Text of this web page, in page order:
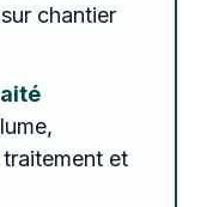
chantier
et